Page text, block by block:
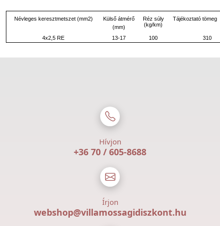
Névleges keresztmetszet (mm2)
Külső átmérő
(mm)
Réz súly
(kg/km)
Tájékoztató
4x2,5 RE 13-17 100 310
Hívjon
+36 70 / 605-8688
Írjon
webshop@villamossagidiszkont.hu